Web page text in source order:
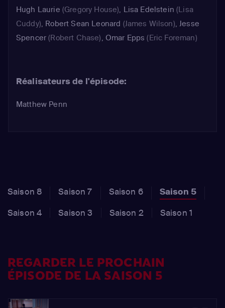
manifestation. House la laisse mener
ses examens comme elle le
souhaite. Cameron commence par lui
réussit qu'à se faire vomir dessus par
Hugh Laurie (Gregory House), Lisa Edelstein (Lisa
Cuddy), Robert Sean Leonard (James Wilson),Jesse
Spencer (Robert Chase), Omar Epps (Eric Foreman)
Réalisateurs de l'épisode:
Matthew Penn
Saison 8 Saison 7 Saison 6
Saison 5
Saison 4
Saison 3 Saison 2 Saison 1
REGARDER LE PROCHAIN
ÉPISODE DE LA SAISON 5